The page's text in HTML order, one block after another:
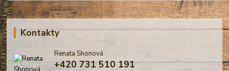
Kontakty
Renata Shonová
+420 731 510 191